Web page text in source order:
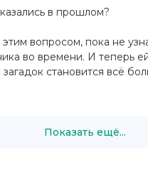
в прошлом?
вопросом, пока не
во времени. И теперь
становится всё
Показать ещё...